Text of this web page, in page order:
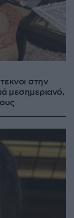
στην
μεσημεριανό,